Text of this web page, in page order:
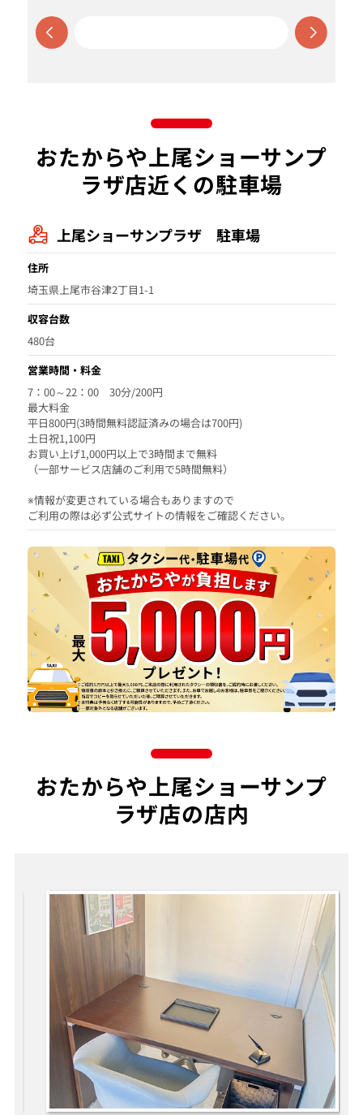
おたからや上尾ショーサンプ
ラザ店近くの駐車場
上尾ショーサンプラザ 駐車場
住所
埼玉県上尾市谷津2丁目1-1
収容台数
480台
営業時間・料金
7：00～22：00 30分/200円
最大料金
平日800円(3時間無料認証済みの場合は700円)
土日祝1,100円
お買い上げ1,000円以上で3時間まで無料
（一部サービス店舗のご利用で5時間無料）
※情報が変更されている場合もありますので
ご利用の際は必ず公式サイトの情報をご確認ください。
おたからや上尾ショーサンプ
ラザ店の店内